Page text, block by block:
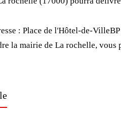
: Place de l'Hôtel-de-
la mairie de La rochelle, vous